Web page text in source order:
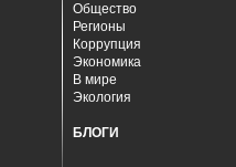
Общество
Регионы
Коррупция
Экономика
В мире
Экология
БЛОГИ